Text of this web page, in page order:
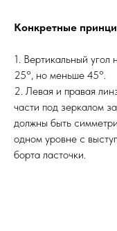
Конкретные
1. Вертикальный угол
25°, но меньше 45°.
2. Левая и правая
части под зеркалом
должны быть
одном уровне с
борта ласточки.